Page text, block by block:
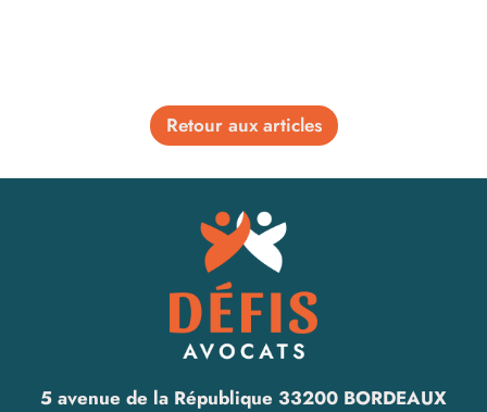
Retour aux articles
5 avenue de la République 33200 BORDEAUX